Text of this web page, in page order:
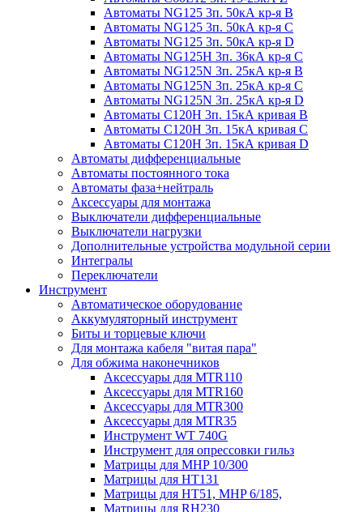
Автоматы NG125 3п. 50кА кр-я B
Автоматы NG125 3п. 50кА кр-я C
Автоматы NG125 3п. 50кА кр-я D
Автоматы NG125H 3п. 36кА кр-я C
Автоматы NG125N 3п. 25кА кр-я B
Автоматы NG125N 3п. 25кА кр-я C
Автоматы NG125N 3п. 25кА кр-я D
Автоматы С120Н 3п. 15кА кривая B
Автоматы С120Н 3п. 15кА кривая C
Автоматы С120Н 3п. 15кА кривая D
Автоматы дифференциальные
Автоматы постоянного тока
Автоматы фаза+нейтраль
Аксессуары для монтажа
Выключатели дифференциальные
Выключатели нагрузки
Дополнительные устройства модульной серии
Интегралы
Переключатели
Инструмент
Автоматическое оборудование
Аккумуляторный инструмент
Биты и торцевые ключи
Для монтажа кабеля "витая пара"
Для обжима наконечников
Аксессуары для MTR110
Аксессуары для MTR160
Аксессуары для MTR300
Аксессуары для MTR35
Инструмент WT 740G
Инструмент для опрессовки гильз
Матрицы для MHP 10/300
Матрицы для НТ131
Матрицы для НТ51, MHP 6/185,
Матрицы для RH230